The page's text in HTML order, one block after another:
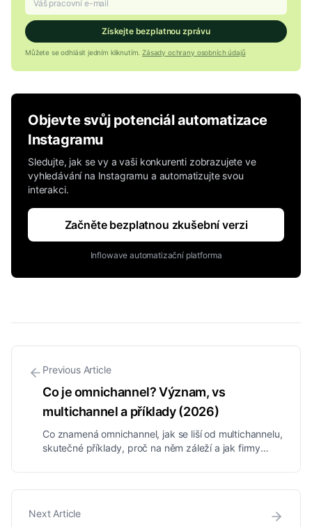
Získejte bezplatnou zprávu
Můžete se odhlásit jedním kliknutím. Zásady ochrany osobních údajů
Objevte svůj potenciál automatizace
Instagramu
Sledujte, jak se vy a vaši konkurenti zobrazujete ve
vyhledávání na Instagramu a automatizujte svou
interakci.
Začněte bezplatnou zkušební verzi
Inflowave automatizační platforma
Previous Article
Co je omnichannel? Význam, vs
multichannel a příklady (2026)
Co znamená omnichannel, jak se liší od multichannelu,
skutečné příklady, proč na něm záleží a jak firmy
Next Article